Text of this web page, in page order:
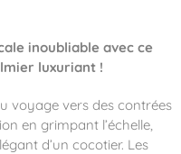
Rêves de clown
inoubliable avec ce
luxuriant !
voyage vers des contrées
en grimpant l’échelle,
d’un cocotier. Les